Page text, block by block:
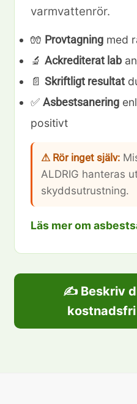
varmvattenrör.
🧤 Provtagningmed
🔬 Ackrediterat lab
📄 Skriftligt resultat
✅ Asbestsanering
positivt
⚠ Rör inget själv:
ALDRIG hanteras
skyddsutrustning.
Läs mer om
✍️ Beskriv